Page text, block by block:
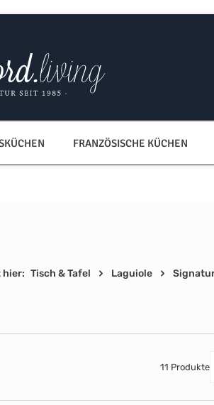
FRANZÖSISCHE KÜCHEN
hier: Tisch & Tafel Laguiole
11 Produkte